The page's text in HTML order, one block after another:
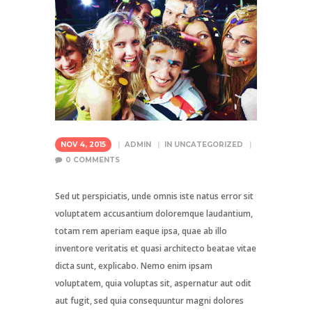
NOV 4, 2015 ADMIN IN UNCATEGORIZED
0 COMMENTS
Sed ut perspiciatis, unde omnis iste natus error sit
voluptatem accusantium doloremque laudantium,
totam rem aperiam eaque ipsa, quae ab illo
inventore veritatis et quasi architecto beatae vitae
dicta sunt, explicabo. Nemo enim ipsam
voluptatem, quia voluptas sit, aspernatur aut odit
aut fugit, sed quia consequuntur magni dolores